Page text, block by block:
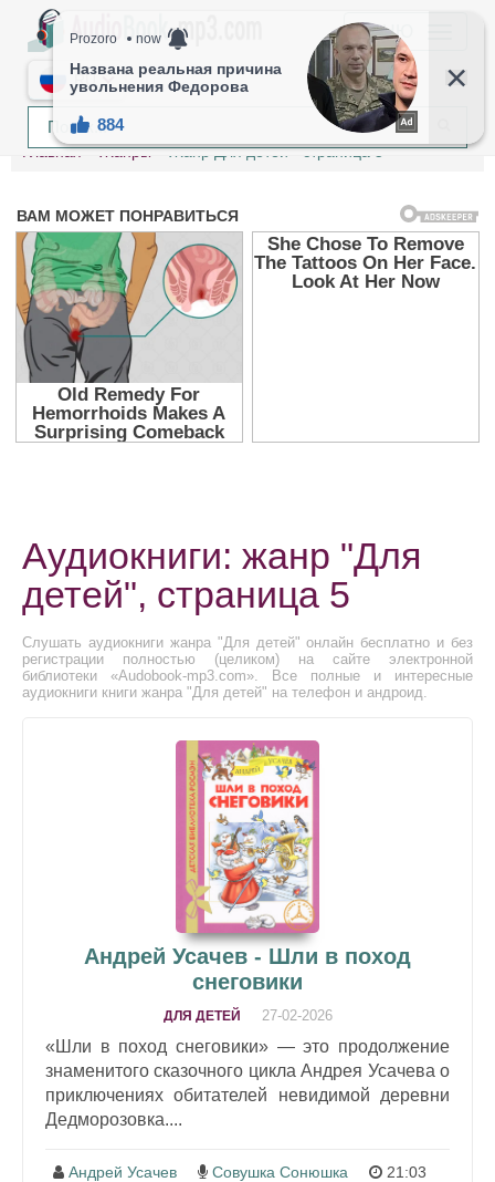
МЕНЮ
RU
Главная Жанры Жанр Для детей - страница 5
Аудиокниги: жанр "Для
детей", страница 5
Слушать аудиокниги жанра "Для детей" онлайн бесплатно и без
регистрации полностью (целиком) на сайте электронной
библиотеки «Audobook-mp3.com». Все полные и интересные
аудиокниги книги жанра "Для детей" на телефон и андроид.
Андрей Усачев - Шли в поход
снеговики
ДЛЯ ДЕТЕЙ 27-02-2026
«Шли в поход снеговики» — это продолжение
знаменитого сказочного цикла Андрея Усачева о
приключениях обитателей невидимой деревни
Дедморозовка....
Андрей Усачев Совушка Сонюшка 21:03